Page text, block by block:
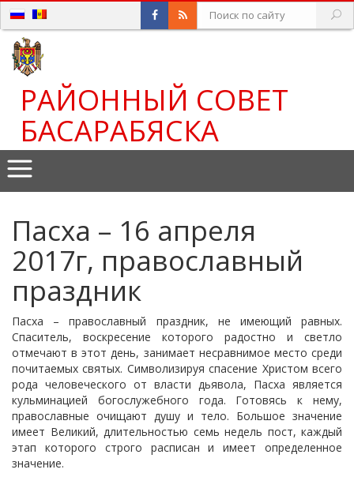
РАЙОННЫЙ СОВЕТ
БАСАРАБЯСКА
Пасха – 16 апреля
2017г, православный
праздник
Пасха – православный праздник, не имеющий равных.
Спаситель, воскресение которого радостно и светло
отмечают в этот день, занимает несравнимое место среди
почитаемых святых. Символизируя спасение Христом всего
рода человеческого от власти дьявола, Пасха является
кульминацией богослужебного года. Готовясь к нему,
православные очищают душу и тело. Большое значение
имеет Великий, длительностью семь недель пост, каждый
этап которого строго расписан и имеет определенное
значение.